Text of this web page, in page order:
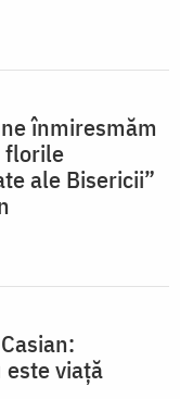
înmiresmăm
florile
ale Bisericii”
este viață